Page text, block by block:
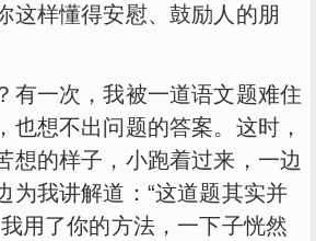
这样懂得安慰、鼓励人的朋
一次，我被一道语文题难住
也想不出问题的答案。这时，
想的样子，小跑着过来，一边
为我讲解道：“这道题其实并
用了你的方法，一下子恍然